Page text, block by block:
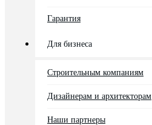
Гарантия
Для бизнеса
Строительным компаниям
Дизайнерам и архитекторам
Наши партнеры